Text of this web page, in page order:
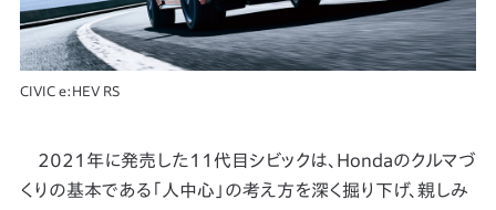
CIVIC e:HEV RS
2021年に発売した11代目シビックは、Hondaのクルマづ
くりの基本である「人中心」の考え方を深く掘り下げ、親しみ